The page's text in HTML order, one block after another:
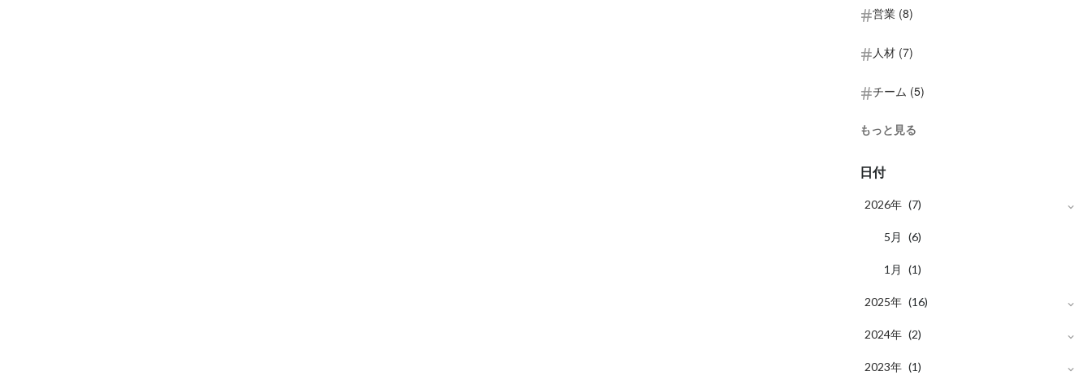
営業 (8)
人材 (7)
チーム (5)
もっと見る
日付
2026年 (7)
5 月 (6)
1 月 (1)
2025年 (16)
12月 (1)
10月 (1)
2024年 (2)
11月 (2)
2023年 (1)